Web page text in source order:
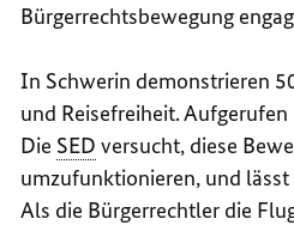
Bürgerrechtsbewegung
In Schwerin demonstrieren
und Reisefreiheit. Aufgerufen
Die SED versucht, diese
umzufunktionieren, und
Als die Bürgerrechtler die